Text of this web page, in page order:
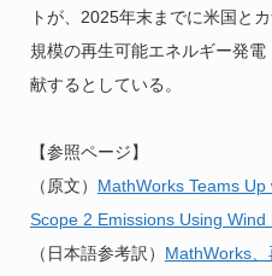
トが、2025年末までに米国と
規模の再生可能エネルギー発
献するとしている。
【参照ページ】
（原文） MathWorks Teams
Scope 2 Emissions Using Wind
（日本語参考訳） MathWorks